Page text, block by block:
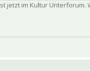
jetzt im Kultur Unterforum.